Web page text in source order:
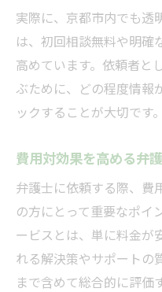
実際に、京都市内でも透
は、初回相談無料や明確
高めています。依頼者と
ぶために、どの程度情報
ックすることが大切です。
費用対効果を高める弁
弁護士に依頼する際、費
の方にとって重要なポイ
ービスとは、単に料金が
れる解決策やサポートの
まで含めて総合的に評価